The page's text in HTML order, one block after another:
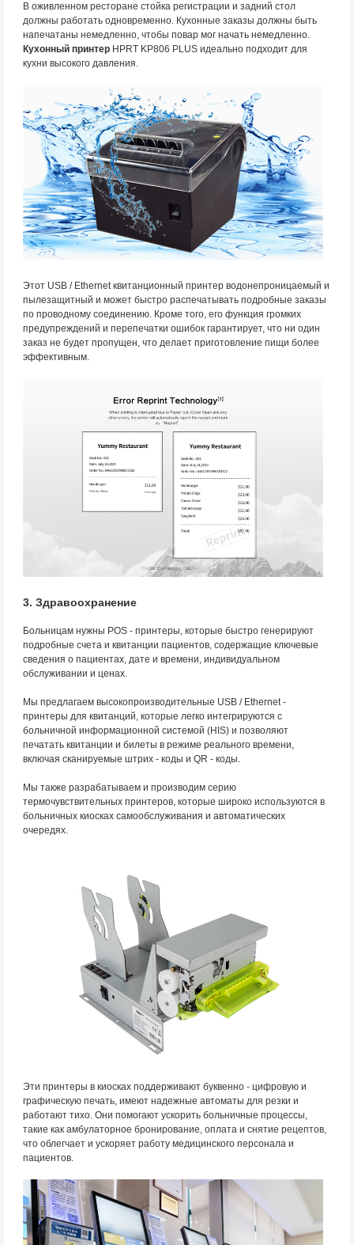
В оживленном ресторане стойка регистрации и задний стол
должны работать одновременно. Кухонные заказы должны быть
напечатаны немедленно, чтобы повар мог начать немедленно.
Кухонный принтер HPRT KP806 PLUS идеально подходит для
кухни высокого давления.
Этот USB / Ethernet квитанционный принтер водонепроницаемый и
пылезащитный и может быстро распечатывать подробные заказы
по проводному соединению. Кроме того, его функция громких
предупреждений и перепечатки ошибок гарантирует, что ни один
заказ не будет пропущен, что делает приготовление пищи более
эффективным.
3. Здравоохранение
Больницам нужны POS - принтеры, которые быстро генерируют
подробные счета и квитанции пациентов, содержащие ключевые
сведения о пациентах, дате и времени, индивидуальном
обслуживании и ценах.
Мы предлагаем высокопроизводительные USB / Ethernet -
принтеры для квитанций, которые легко интегрируются с
больничной информационной системой (HIS) и позволяют
печатать квитанции и билеты в режиме реального времени,
включая сканируемые штрих - коды и QR - коды.
Мы также разрабатываем и производим серию
термочувствительных принтеров, которые широко используются в
больничных киосках самообслуживания и автоматических
очередях.
Эти принтеры в киосках поддерживают буквенно - цифровую и
графическую печать, имеют надежные автоматы для резки и
работают тихо. Они помогают ускорить больничные процессы,
такие как амбулаторное бронирование, оплата и снятие рецептов,
что облегчает и ускоряет работу медицинского персонала и
пациентов.